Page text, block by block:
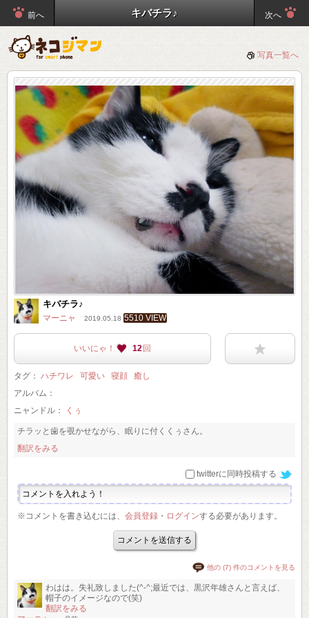
前へ キバチラ♪ 次へ
写真一覧へ
キバチラ♪
マーニャ 2019.05.18 5510 VIEW
いいにゃ！ 12 回
タグ： ハチワレ 可愛い 寝顔
癒し
アルバム：
ニャンドル：
くぅ
チラッと歯を覗かせながら、眠りに付くくぅさん。
翻訳をみる
twitterに同時投稿する
※コメントを書き込むには、 会員登録 ・ ログインする必要があります。
他の (7) 件のコメントを見る
わはは。失礼致しました(^-^;最近では、黒沢年雄さんと言えば、
帽子のイメージなので(笑)
翻訳をみる